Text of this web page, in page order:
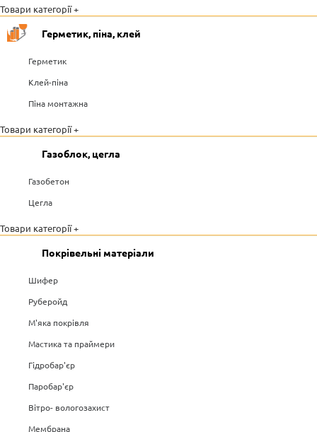
Товари категорії +
Герметик, піна, клей
Герметик
Клей-піна
Піна монтажна
Товари категорії +
Газоблок, цегла
Газобетон
Цегла
Товари категорії +
Покрівельні матеріали
Шифер
Руберойд
М'яка покрівля
Мастика та праймери
Гідробар'єр
Паробар'єр
Вітро- вологозахист
Мембрана